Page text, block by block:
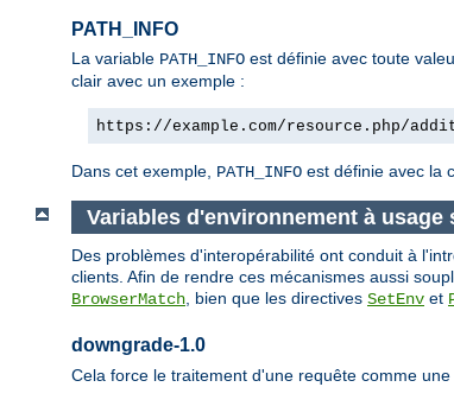
PATH_INFO
La variable PATH_INFO est définie avec toute
clair avec un exemple :
https://example.com/resource.php/
Dans cet exemple, PATH_INFO est définie avec la
Variables d'environnement à usage
Des problèmes d'interopérabilité ont conduit à
clients. Afin de rendre ces mécanismes aussi
BrowserMatch, bien que les directives SetEnv et
downgrade-1.0
Cela force le traitement d'une requête comme